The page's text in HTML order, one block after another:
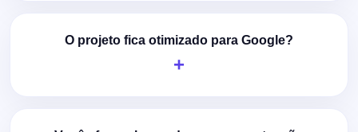
O projeto fica otimizado para Google?